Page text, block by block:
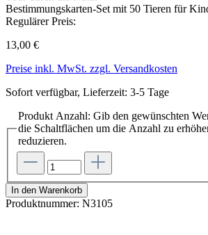
Bestimmungskarten-Set mit 50 Tieren für
Regulärer Preis:
13,00 €
Preise inkl. MwSt. zzgl. Versandkosten
Sofort verfügbar, Lieferzeit: 3-5 Tage
Produkt Anzahl: Gib den gewünschten
die Schaltflächen um die Anzahl zu
reduzieren.
In den Warenkorb
Produktnummer: N3105